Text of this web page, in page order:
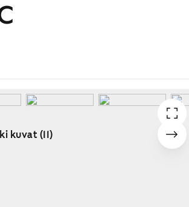
kuvat (11)